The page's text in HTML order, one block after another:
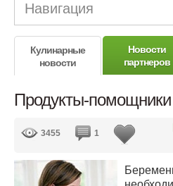
Навигация
Кулинарные
новости
Новости
партнеров
Продукты-
3455 1